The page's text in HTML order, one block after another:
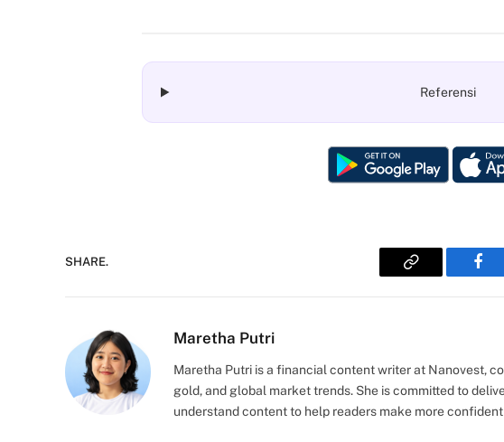
Referensi
SHARE.
Copy
Maretha Putri
Maretha Putri is a financial content writer at Nanovest,
gold, and global market trends. She is committed to
understand content to help readers make more